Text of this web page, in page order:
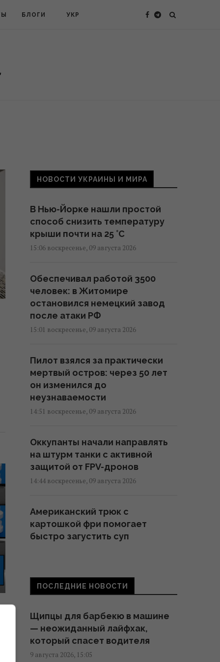
БЛОГИ УКР
НОВОСТИ УКРАИНЫ И МИРА
В Нью-Йорке нашли простой
способ снизить температуру
крыши почти на 25 °C
15:06 воскресенье, 09 августа 2026
Обеспечивал работой 3500
человек: в Житомире
остановился немецкий завод
после атаки РФ
15:01 воскресенье, 09 августа 2026
Пилот взялся за практически
мертвый остров: через 50 лет
он изменился до
неузнаваемости
14:51 воскресенье, 09 августа 2026
Оккупанты начали направлять
на штурм танки с активной
защитой от FPV-дронов
14:44 воскресенье, 09 августа 2026
Американский трюк с
картошкой фри помогает
быстро загустить суп
Хит 1983 года стал одной из
"лучших летних песен всех
14:27 воскресенье, 09 августа 2026
Три яблока спрятались среди
ПОСЛЕДНИЕ НОВОСТИ
Щипцы для барбекю в машине
— неожиданный лайфхак,
который спасет водителя
9 августа 2026, 15:05